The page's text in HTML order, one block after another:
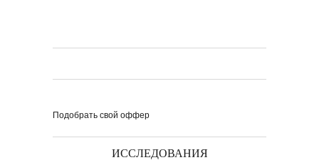
Подобрать свой оффер
ИССЛЕДОВАНИЯ